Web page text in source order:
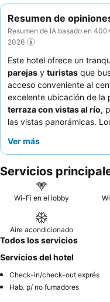
Resumen de
Resumen de IA basado en
2026
Este hotel ofrece un
parejas y turistas que
acceso conveniente al
excelente ubicación de la
terraza con vistas al río,
las vistas panorámicas.
desayuno regular. Para
completo en el sereno
Ver más
Servicios
Wi-Fi en el lobby
Aire acondicionado
Todos los servicios
Servicios del hotel
Check-in/check-out exprés
Hab. p/ no fumadores